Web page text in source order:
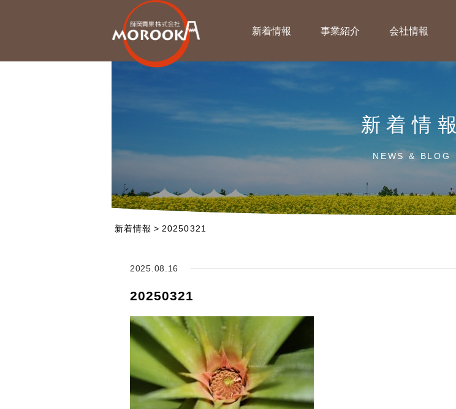
新着情報 事業紹介 会社情報
新着情報
NEWS & BLOG
新着情報 > 20250321
2025.08.16
20250321